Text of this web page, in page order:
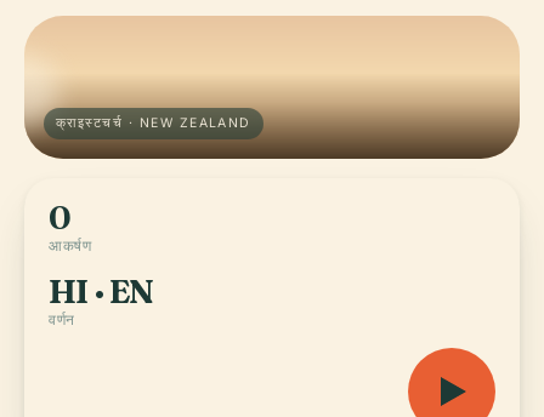
क्राइस्टचर्च · NEW ZEALAND
0
आकर्षण
HI · EN
वर्णन